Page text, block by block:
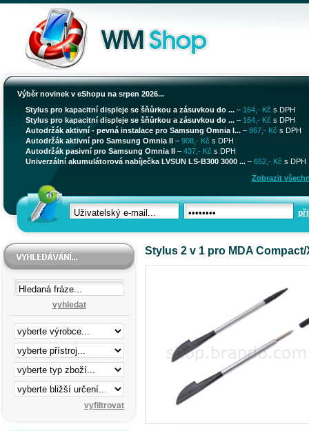
Výběr novinek v eShopu na srpen 2026...
Stylus pro kapacitní displeje se šňůrkou a zásuvkou do ... – 164,- Kč s DPH
Stylus pro kapacitní displeje se šňůrkou a zásuvkou do ... – 164,- Kč s DPH
Autodržák aktivní - pevná instalace pro Samsung Omnia I... – 867,- Kč s DPH
Autodržák aktivní pro Samsung Omnia II – 908,- Kč s DPH
Autodržák pasivní pro Samsung Omnia II – 437,- Kč s DPH
Univerzální akumulátorová nabíječka LVSUN LS-B300 3000 ... – 652,- Kč s DPH
Zobrazit
vyhledat
Stylus 2 v 1 pro MDA Compact/